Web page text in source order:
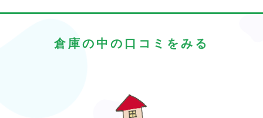
倉庫の中の口コミをみる